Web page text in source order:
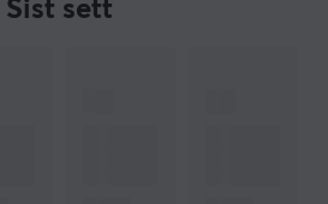
Sist sett